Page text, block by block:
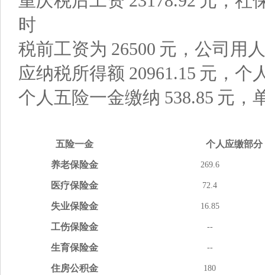
时
税前工资为 26500 元，公司用
应纳税所得额 20961.15 元，个
个人五险一金缴纳 538.85 元，
五险一金 个人应缴部分
养老保险金 269.6
医疗保险金 72.4
失业保险金 16.85
工伤保险金 --
生育保险金 --
住房公积金 180